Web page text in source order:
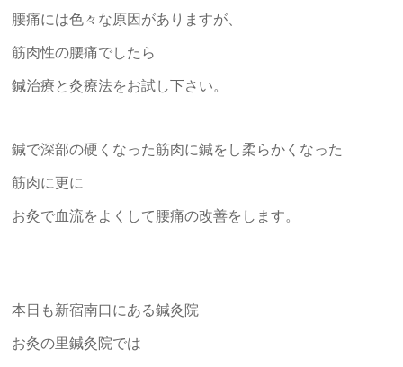
腰痛には色々な原因がありますが、
筋肉性の腰痛でしたら
鍼治療と灸療法をお試し下さい。
鍼で深部の硬くなった筋肉に鍼をし柔らかくなった
筋肉に更に
お灸で血流をよくして腰痛の改善をします。
本日も新宿南口にある鍼灸院
お灸の里鍼灸院では